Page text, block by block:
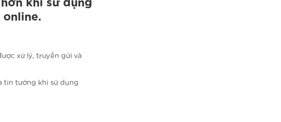
khi sử dụng
online.
xử lý, truyền gửi và
tin tưởng khi sử dụng